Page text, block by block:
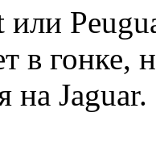
или
в гонке,
на Jaguar.